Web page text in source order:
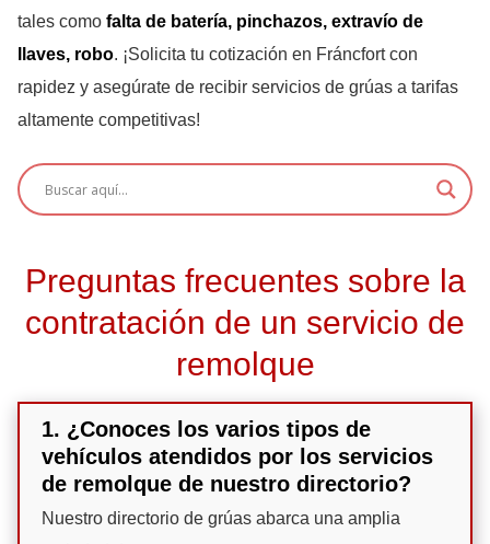
tales como falta de batería, pinchazos, extravío de
llaves, robo. ¡Solicita tu cotización en Fráncfort con
rapidez y asegúrate de recibir servicios de grúas a tarifas
altamente competitivas!
Preguntas frecuentes sobre la
contratación de un servicio de
remolque
1. ¿Conoces los varios tipos de
vehículos atendidos por los servicios
de remolque de nuestro directorio?
Nuestro directorio de grúas abarca una amplia